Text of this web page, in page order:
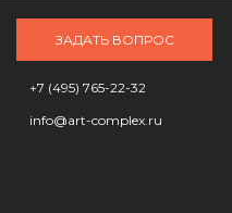
ЗАДАТЬ ВОПРОС
+7 (495) 765-22-32
info@art-complex.ru